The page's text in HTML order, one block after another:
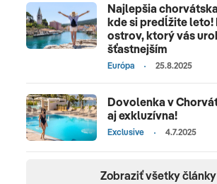
Najlepšia
kde si predĺžite leto!
ostrov, ktorý vás
šťastnejším
Európa 25.8.2025
Dovolenka v
aj exkluzívna!
Exclusive 4.7.2025
Zobraziť všetky články